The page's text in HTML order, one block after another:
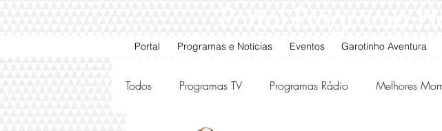
Portal Programas e Notícias Eventos Garotinho Aventura
Todos Programas TV Programas Rádio Melhores